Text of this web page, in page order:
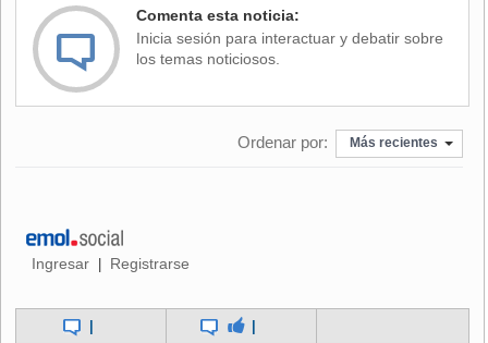
Comenta esta noticia:
Inicia sesión para interactuar y debatir sobre
los temas noticiosos.
Ordenar por: Más recientes
Ingresar Registrarse